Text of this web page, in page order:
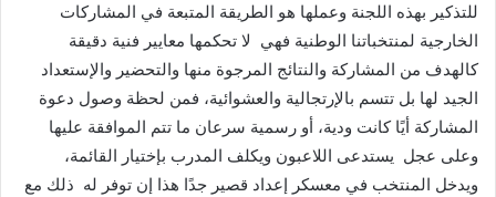
للتذكير بهذه اللجنة وعملها هو الطريقة المتبعة في المشاركات
الخارجية لمنتخباتنا الوطنية فهي لا تحكمها معايير فنية دقيقة
كالهدف من المشاركة والنتائج المرجوة منها والتحضير والإستعداد
الجيد لها بل تتسم بالإرتجالية والعشوائية، فمن لحظة وصول دعوة
المشاركة أيًا كانت ودية، أو رسمية سرعان ما تتم الموافقة عليها
وعلى عجل يستدعى اللاعبون ويكلف المدرب بإختيار القائمة،
ويدخل المنتخب في معسكر إعداد قصير جدًا هذا إن توفر له ذلك مع